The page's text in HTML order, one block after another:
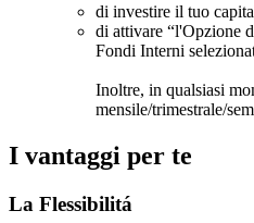
di investire il tuo
di attivare “l'Opzione
Fondi Interni
Inoltre, in qualsiasi
mensile/trimestrale/
I vantaggi per te
La Flessibilitá